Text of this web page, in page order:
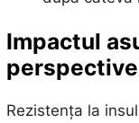
Impactul
Rezistența la